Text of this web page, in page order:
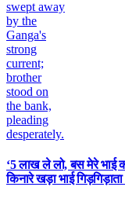
‘5 लाख ले लो, बस मेरे भाई
किनारे खड़ा भाई गिड़गिड़ाता